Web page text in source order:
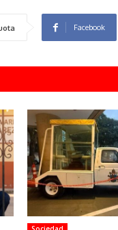
Facebook